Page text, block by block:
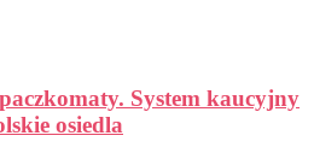
System kaucyjny
osiedla